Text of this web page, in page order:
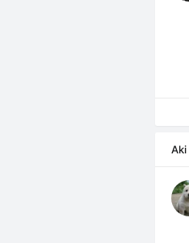
Aki